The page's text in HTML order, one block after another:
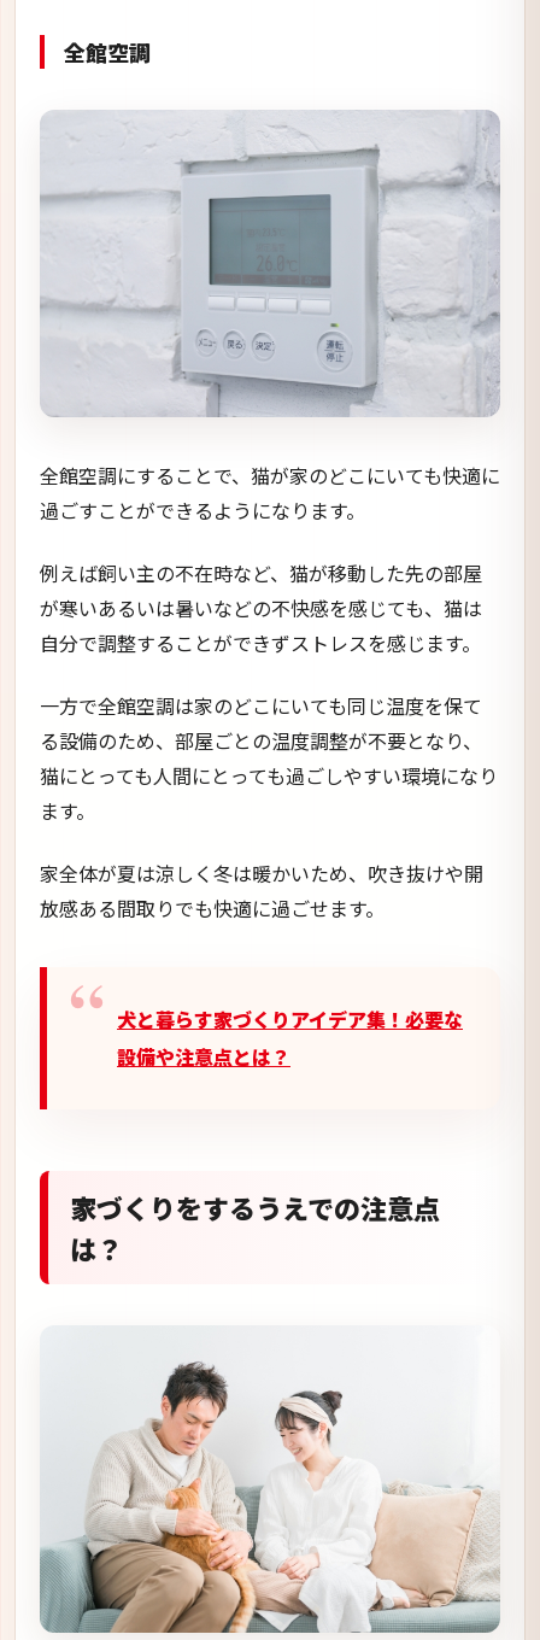
全館空調
全館空調にすることで、猫が家のどこにいても快適に
過ごすことができるようになります。
例えば飼い主の不在時など、猫が移動した先の部屋
が寒いあるいは暑いなどの不快感を感じても、猫は
自分で調整することができずストレスを感じます。
一方で全館空調は家のどこにいても同じ温度を保て
る設備のため、部屋ごとの温度調整が不要となり、
猫にとっても人間にとっても過ごしやすい環境になり
ます。
家全体が夏は涼しく冬は暖かいため、吹き抜けや開
放感ある間取りでも快適に過ごせます。
犬と暮らす家づくりアイデア集！必要な
設備や注意点とは？
家づくりをするうえでの注意点
は？